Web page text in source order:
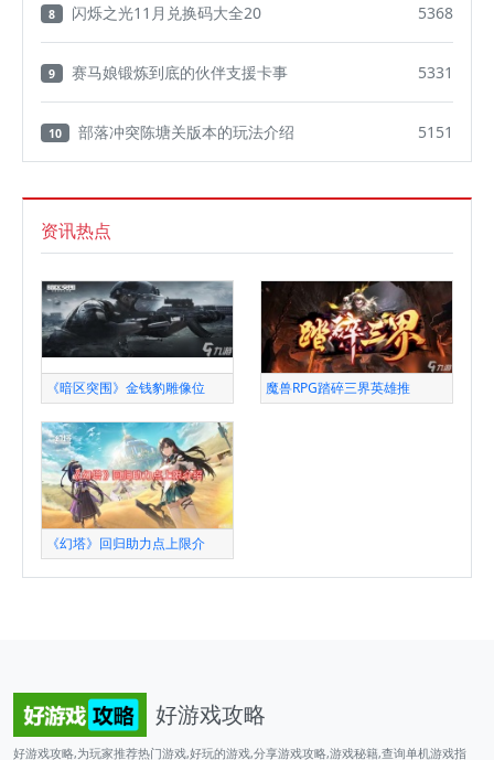
8 闪烁之光11月兑换码大全20 5368
9 赛马娘锻炼到底的伙伴支援卡事 5331
10 部落冲突陈塘关版本的玩法介绍 5151
资讯热点
《暗区突围》金钱豹雕像位 魔兽RPG踏碎三界英雄推
《幻塔》回归助力点上限介
好游戏攻略
好游戏攻略,为玩家推荐热门游戏,好玩的游戏,分享游戏攻略,游戏秘籍,查询单机游戏指